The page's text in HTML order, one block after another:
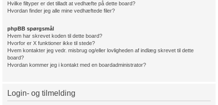
Hvilke filtyper er det tilladt at vedhæfte på dette board?
Hvordan finder jeg alle mine vedhæftede filer?
phpBB spørgsmål
Hvem har skrevet koden til dette board?
Hvorfor er X funktioner ikke til stede?
Hvem kontakter jeg vedr. misbrug og/eller lovligheden af indlæg skrevet til dette
board?
Hvordan kommer jeg i kontakt med en boardadministrator?
Login- og tilmelding